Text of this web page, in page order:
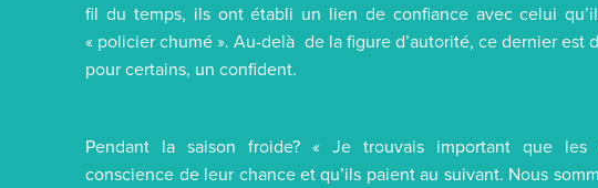
fil du temps, ils ont établi un lien de confiance avec celui
« policier chumé ». Au-delà de la figure d’autorité, ce dernier est
pour certains, un confident.
Pendant la saison froide? « Je trouvais important que les
conscience de leur chance et qu’ils paient au suivant. Nous